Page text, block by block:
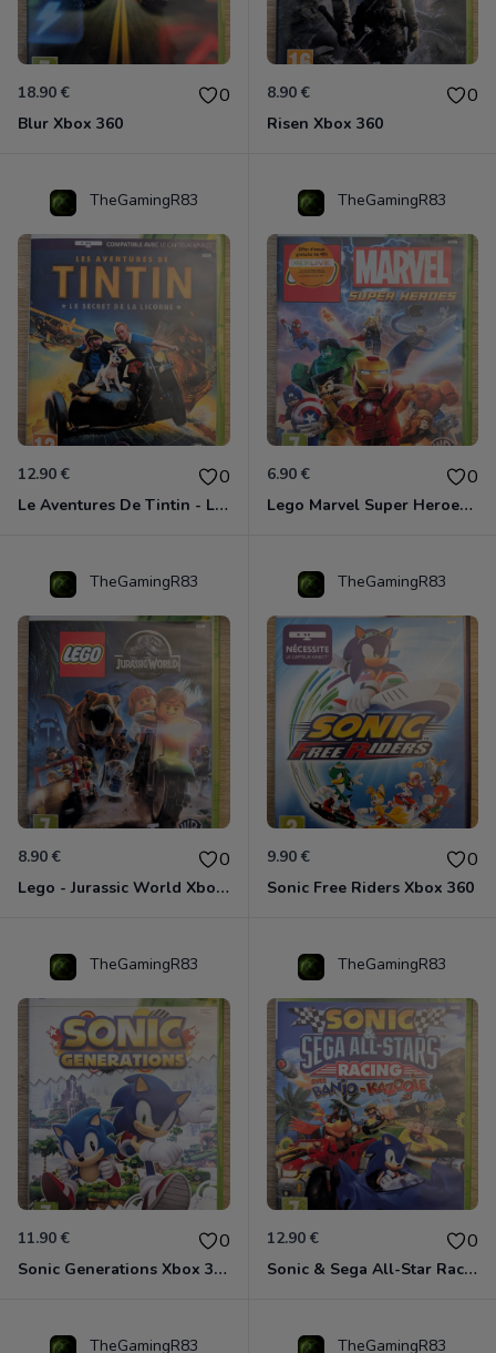
18.90 € 0
Blur Xbox 360
8.90 € 0
Risen Xbox 360
TheGamingR83
12.90 € 0
Le Aventures De Tintin - Le Secret De La Licorne Xbox 360
TheGamingR83
6.90 € 0
Lego Marvel Super Heroes Xbox 360
TheGamingR83
8.90 € 0
Lego - Jurassic World Xbox 360
TheGamingR83
9.90 € 0
Sonic Free Riders Xbox 360
TheGamingR83
11.90 € 0
Sonic Generations Xbox 360
TheGamingR83
12.90 € 0
Sonic & Sega All-Star Racing avec Banjo-Kazooie Xbox 360
TheGamingR83 TheGamingR83